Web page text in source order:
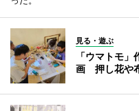
見る・遊ぶ
「ウマトモ
画 押し花や